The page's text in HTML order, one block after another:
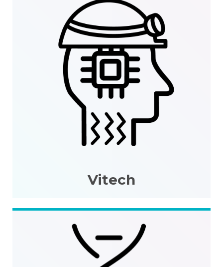
Vitech